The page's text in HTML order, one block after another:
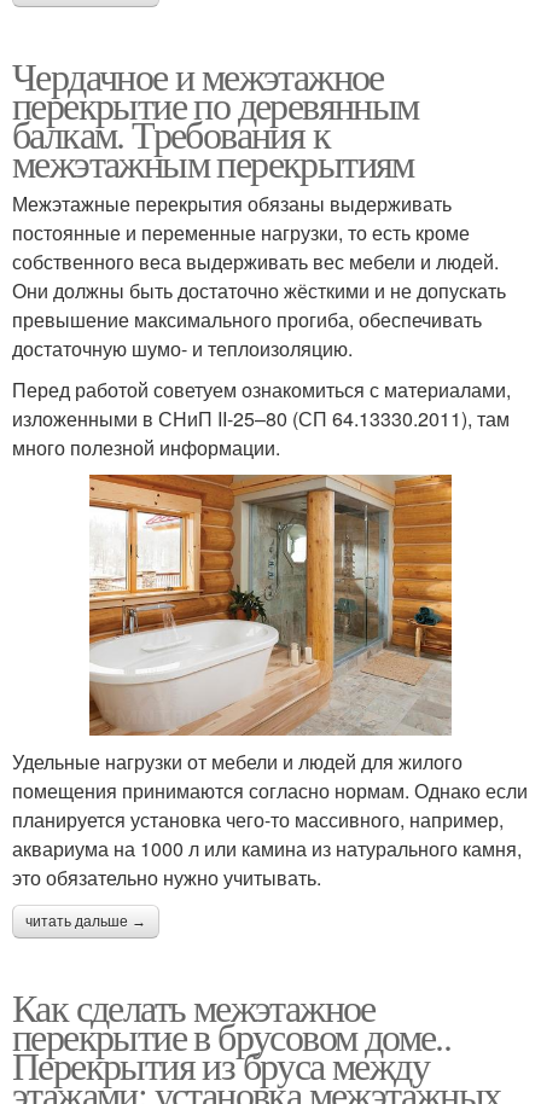
Чердачное и межэтажное
перекрытие по деревянным
балкам. Требования к
межэтажным перекрытиям
Межэтажные перекрытия обязаны выдерживать
постоянные и переменные нагрузки, то есть кроме
собственного веса выдерживать вес мебели и людей.
Они должны быть достаточно жёсткими и не допускать
превышение максимального прогиба, обеспечивать
достаточную шумо- и теплоизоляцию.
Перед работой советуем ознакомиться с материалами,
изложенными в СНиП II-25–80 (СП 64.13330.2011), там
много полезной информации.
Удельные нагрузки от мебели и людей для жилого
помещения принимаются согласно нормам. Однако если
планируется установка чего-то массивного, например,
аквариума на 1000 л или камина из натурального камня,
это обязательно нужно учитывать.
читать дальше →
Как сделать межэтажное
перекрытие в брусовом доме..
Перекрытия из бруса между